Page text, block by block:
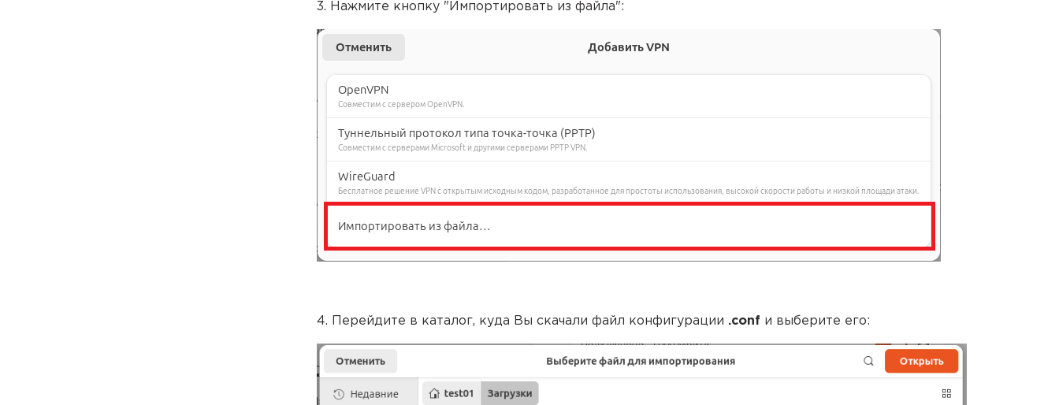
3. Нажмите кнопку "Импортировать из файла":
4. Перейдите в каталог, куда Вы скачали файл конфигурации .conf и выберите его: